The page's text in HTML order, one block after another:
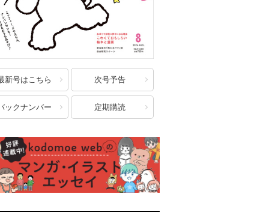
新号はこちら 次号予告
ックナンバー 定期購読